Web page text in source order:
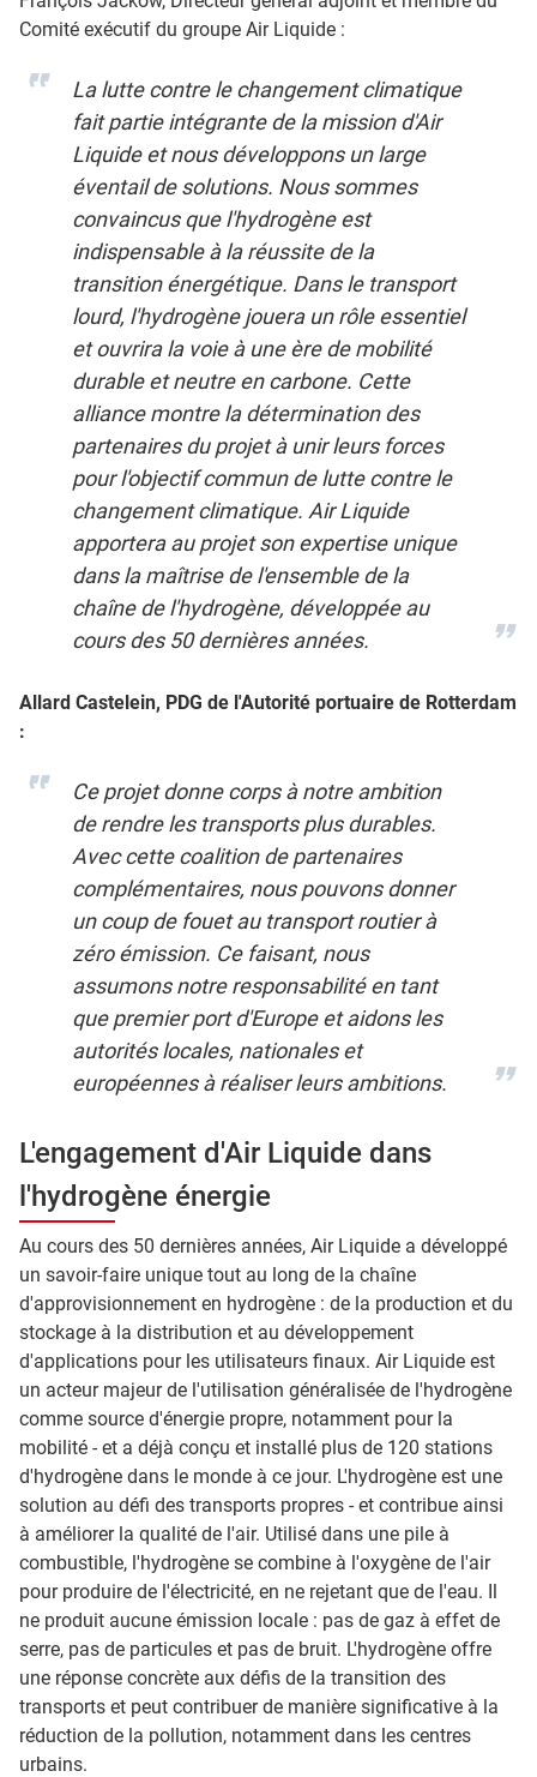
Comité exécutif du groupe Air Liquide :
La lutte contre le changement climatique
fait partie intégrante de la mission d'Air
Liquide et nous développons un large
éventail de solutions. Nous sommes
convaincus que l'hydrogène est
indispensable à la réussite de la
transition énergétique. Dans le transport
lourd, l'hydrogène jouera un rôle essentiel
et ouvrira la voie à une ère de mobilité
durable et neutre en carbone. Cette
alliance montre la détermination des
partenaires du projet à unir leurs forces
pour l'objectif commun de lutte contre le
changement climatique. Air Liquide
apportera au projet son expertise unique
dans la maîtrise de l'ensemble de la
chaîne de l'hydrogène, développée au
cours des 50 dernières années.
Allard Castelein, PDG de l'Autorité portuaire de Rotterdam
:
Ce projet donne corps à notre ambition
de rendre les transports plus durables.
Avec cette coalition de partenaires
complémentaires, nous pouvons donner
un coup de fouet au transport routier à
zéro émission. Ce faisant, nous
assumons notre responsabilité en tant
que premier port d'Europe et aidons les
autorités locales, nationales et
européennes à réaliser leurs ambitions.
L'engagement d'Air Liquide dans
l'hydrogène énergie
Au cours des 50 dernières années, Air Liquide a développé
un savoir-faire unique tout au long de la chaîne
d'approvisionnement en hydrogène : de la production et du
stockage à la distribution et au développement
d'applications pour les utilisateurs finaux. Air Liquide est
un acteur majeur de l'utilisation généralisée de l'hydrogène
comme source d'énergie propre, notamment pour la
mobilité - et a déjà conçu et installé plus de 120 stations
d'hydrogène dans le monde à ce jour. L'hydrogène est une
solution au défi des transports propres - et contribue ainsi
à améliorer la qualité de l'air. Utilisé dans une pile à
combustible, l'hydrogène se combine à l'oxygène de l'air
pour produire de l'électricité, en ne rejetant que de l'eau. Il
ne produit aucune émission locale : pas de gaz à effet de
serre, pas de particules et pas de bruit. L'hydrogène offre
une réponse concrète aux défis de la transition des
transports et peut contribuer de manière significative à la
réduction de la pollution, notamment dans les centres
urbains.